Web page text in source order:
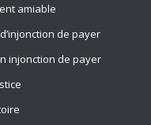
amiable
de payer
injonction de payer